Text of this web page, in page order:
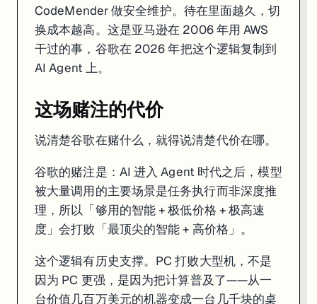
CodeMender 做安全维护。待在里面越久，切
换成本越高。这是亚马逊在 2006 年用 AWS
干过的事，谷歌在 2026 年把这个逻辑复制到
AI Agent 上。
这场赌注的代价
说清楚谷歌在赌什么，就得说清楚代价在哪。
谷歌的赌注是：AI 进入 Agent 时代之后，模型
被大量调用的主要场景是任务执行而非深度推
理，所以「够用的智能 + 极低价格 + 极高速
度」会打败「最顶尖的智能 + 高价格」。
这个逻辑有历史支撑。PC 打败大型机，不是
因为 PC 更强，是因为把计算普及了——从一
台价值几百万美元的机器变成一台几千块的桌